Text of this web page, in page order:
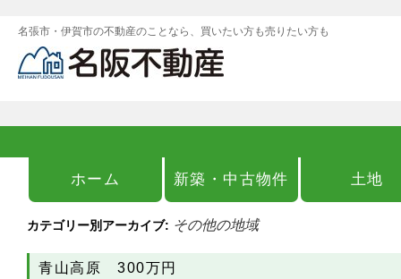
名張市・伊賀市の不動産のことなら、買いたい方も売りたい方も
ホーム 新築・中古物件 土地
カテゴリー別アーカイブ: その他の地域
青山高原 300万円